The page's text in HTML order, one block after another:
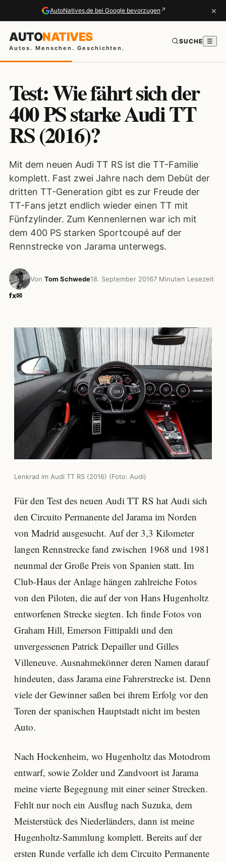
AutoNatives.de bei Google bevorzugen ↗ ×
AUTONATIVES
Autos. Menschen. Geschichten.
SUCHE ☰
Test: Wie fährt sich der
400 PS starke Audi TT
RS (2016)?
Mit dem neuen Audi TT RS ist die TT-Familie
komplett. Fast zwei Jahre nach dem Debüt der
dritten TT-Generation gibt es zur Freude der
TT-Fans jetzt endlich wieder einen TT mit
Fünfzylinder. Zum Kennenlernen war ich mit
dem 400 PS starken Sportcoupé auf der
Rennstrecke von Jarama unterwegs.
Von Tom Schwede18. September 20167 Minuten Lesezeit
fx✉
Lenkrad im Audi TT RS (2016) (Foto: Audi)
Für den Test des neuen Audi TT RS hat Audi sich
den Circuito Permanente del Jarama im Norden
von Madrid ausgesucht. Auf der 3,3 Kilometer
langen Rennstrecke fand zwischen 1968 und 1981
neunmal der Große Preis von Spanien statt. Im
Club-Haus der Anlage hängen zahlreiche Fotos
von den Piloten, die auf der von Hans Hugenholtz
entworfenen Strecke siegten. Ich finde Fotos von
Graham Hill, Emerson Fittipaldi und den
unvergessenen Patrick Depailler und Gilles
Villeneuve. Ausnahmekönner deren Namen darauf
hindeuten, dass Jarama eine Fahrerstrecke ist. Denn
viele der Gewinner saßen bei ihrem Erfolg vor den
Toren der spanischen Hauptstadt nicht im besten
Auto.
Nach Hockenheim, wo Hugenholtz das Motodrom
entwarf, sowie Zolder und Zandvoort ist Jarama
meine vierte Begegnung mit einer seiner Strecken.
Fehlt nur noch ein Ausflug nach Suzuka, dem
Meisterstück des Niederländers, dann ist meine
Hugenholtz-Sammlung komplett. Bereits auf der
ersten Runde verfalle ich dem Circuito Permanente